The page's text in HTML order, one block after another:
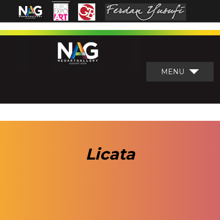
MENU
Licata